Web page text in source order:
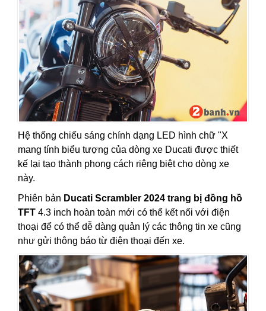
Hệ thống chiếu sáng chính dạng LED hình chữ "X
mang tính biểu tượng của dòng xe Ducati được thiết
kế lại tạo thành phong cách riêng biệt cho dòng xe
này.
Phiên bản Ducati Scrambler 2024 trang bị đồng hồ
TFT 4.3 inch hoàn toàn mới có thể kết nối với điện
thoại để có thể dễ dàng quản lý các thông tin xe cũng
như gửi thông báo từ điện thoại đến xe.